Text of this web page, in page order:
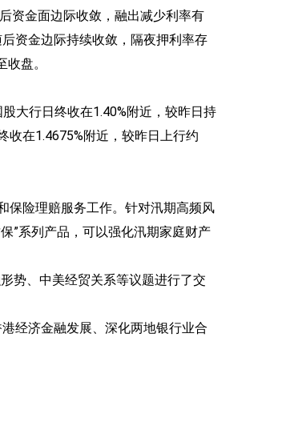
资金面边际收敛，融出减少利率有
资金边际持续收敛，隔夜押利率存
盘。
大行日终收在1.40%附近，较昨日持
收在1.4675%附近，较昨日上行约
保险理赔服务工作。针对汛期高频风
”系列产品，可以强化汛期家庭财产
势、中美经贸关系等议题进行了交
经济金融发展、深化两地银行业合